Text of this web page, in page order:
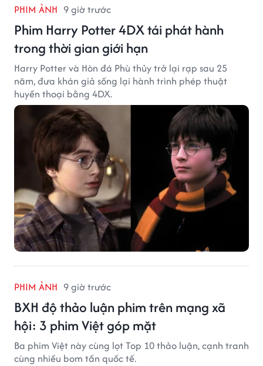
PHIM ẢNH 9 giờ trước
Phim Harry Potter 4DX tái phát hành
trong thời gian giới hạn
Harry Potter và Hòn đá Phù thủy trở lại rạp sau 25
năm, đưa khán giả sống lại hành trình phép thuật
huyền thoại bằng 4DX.
PHIM ẢNH 9 giờ trước
BXH độ thảo luận phim trên mạng xã
hội: 3 phim Việt góp mặt
Ba phim Việt này cùng lọt Top 10 thảo luận, cạnh tranh
cùng nhiều bom tấn quốc tế.